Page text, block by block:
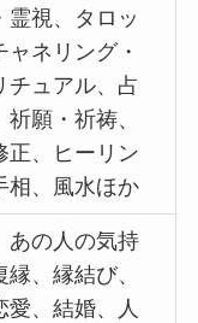
霊視、タロッ
ャネリング・
チュアル、占
祈願・祈祷、
正、ヒーリン
相、風水ほか
あの人の気持
縁、縁結び、
愛、結婚、人